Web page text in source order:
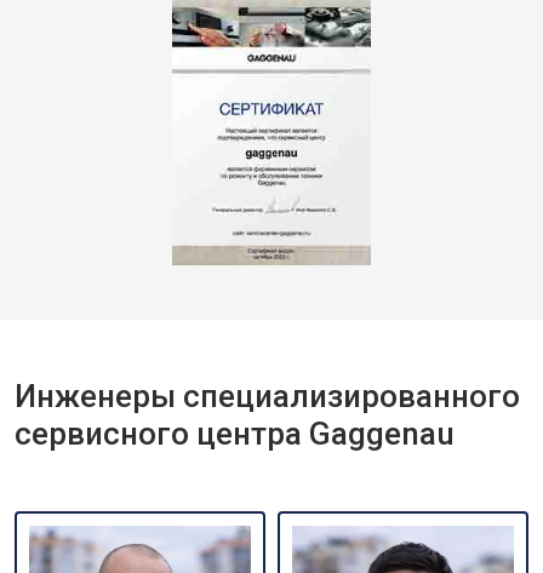
Инженеры специализированного
сервисного центра Gaggenau